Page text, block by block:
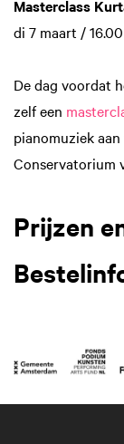
Masterclass
di 7 maart /
De dag voordat
zelf een
pianomuziek
Conservatorium
Prijzen